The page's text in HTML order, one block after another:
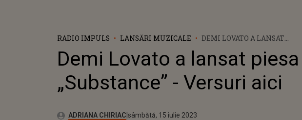
RADIO IMPULS LANSĂRI MUZICALE
DEMI LOVATO A LANSAT
VERSURI AICI
Demi Lovato a lansat piesa
„Substance” - Versuri aici
Autor:ADRIANA CHIRIACPublicat:
vineri, 15 iulie 2022
Actualizat:
sâmbătă, 15 iulie 2023